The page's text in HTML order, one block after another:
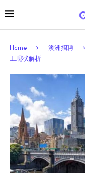
Home 澳洲招聘
工现状解析